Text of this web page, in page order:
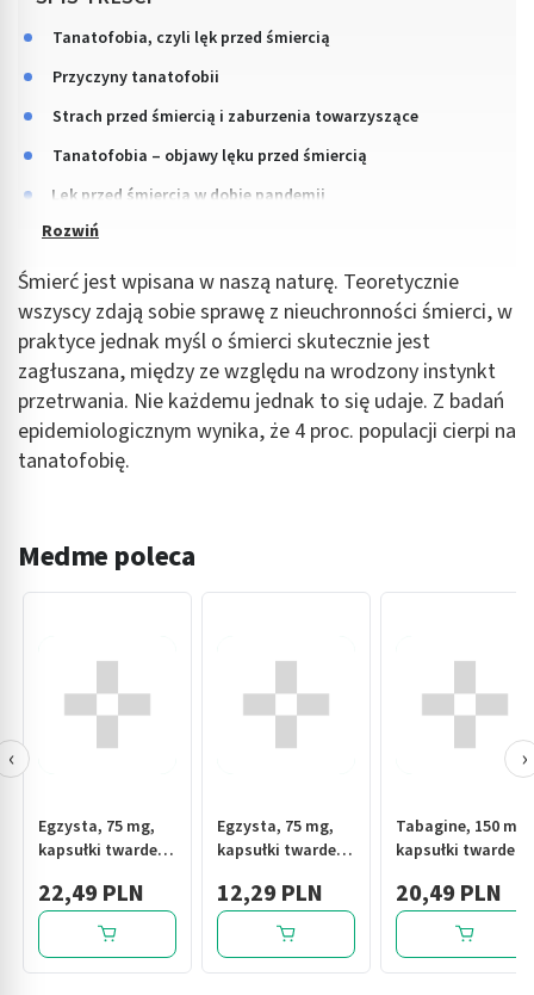
Tanatofobia, czyli lęk przed śmiercią
Przyczyny tanatofobii
Strach przed śmiercią i zaburzenia towarzyszące
Tanatofobia – objawy lęku przed śmiercią
Lęk przed śmiercią w dobie pandemii
Śmierć jest wpisana w naszą naturę. Teoretycznie
wszyscy zdają sobie sprawę z nieuchronności śmierci, w
praktyce jednak myśl o śmierci skutecznie jest
zagłuszana, między ze względu na wrodzony instynkt
przetrwania. Nie każdemu jednak to się udaje. Z badań
epidemiologicznym wynika, że 4 proc. populacji cierpi na
tanatofobię.
Medme poleca
Egzysta, 75 mg,
kapsułki twarde,
22,49 PLN
Egzysta, 75 mg,
kapsułki twarde,
12,29 PLN
Tabagine, 150 mg,
kapsułki twarde,
20,49 PLN
‹ ›